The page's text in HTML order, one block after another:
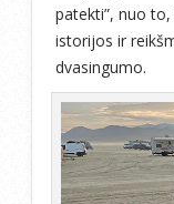
patekti”, nuo
istorijos ir
dvasingumo.